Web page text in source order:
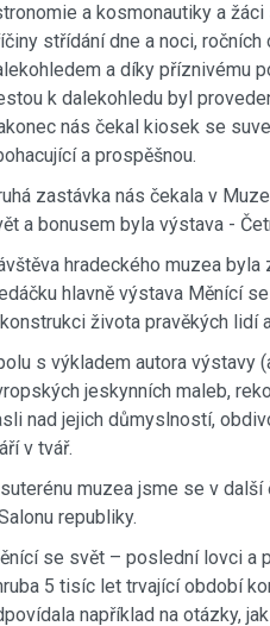
a kosmonautiky a
střídání dne a noci,
a díky příznivému
k dalekohledu byl
nás čekal kiosek se
a prospěšnou.
zastávka nás čekala v
a bonusem byla výstava -
hradeckého muzea
hlavně výstava Měnící
života pravěkých lidí
s výkladem autora výstavy
jeskynních maleb,
nad jejich důmyslností,
v tvář.
muzea jsme se v
republiky.
se svět – poslední lovci a
5 tisíc let trvající období
například na otázky,